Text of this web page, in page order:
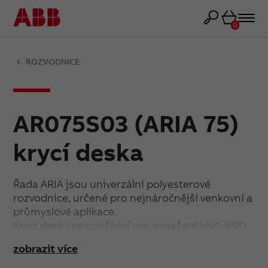
Košík
0
ROZVODNICE
AR075S03 (ARIA 75)
krycí deska
Řada ARIA jsou univerzální polyesterové
rozvodnice, určené pro nejnáročnější venkovní a
průmyslové aplikace.
Krycí desky se používají pro dosažení krytí IP20
spojení s montážním rámem).
zobrazit více